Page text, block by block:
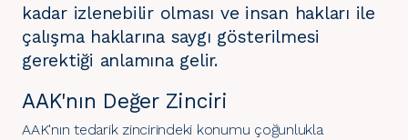
kadar izlenebilir olması ve insan hakları ile
çalışma haklarına saygı gösterilmesi
gerektiği anlamına gelir.
AAK'nın Değer Zinciri
AAK'nın tedarik zincirindeki konumu çoğunlukla